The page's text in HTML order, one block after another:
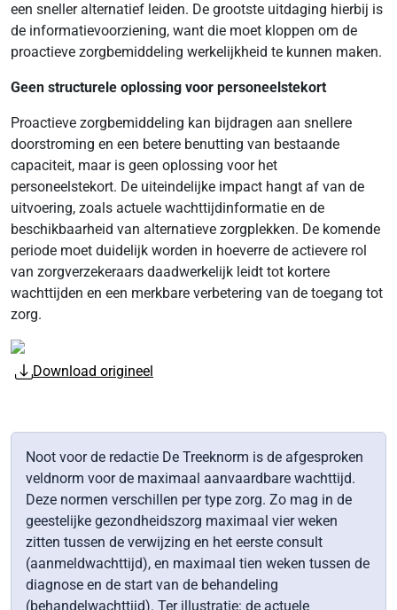
een sneller alternatief leiden. De grootste uitdaging hierbij is
de informatievoorziening, want die moet kloppen om de
proactieve zorgbemiddeling werkelijkheid te kunnen maken.
Geen structurele oplossing voor personeelstekort
Proactieve zorgbemiddeling kan bijdragen aan snellere
doorstroming en een betere benutting van bestaande
capaciteit, maar is geen oplossing voor het
personeelstekort. De uiteindelijke impact hangt af van de
uitvoering, zoals actuele wachttijdinformatie en de
beschikbaarheid van alternatieve zorgplekken. De komende
periode moet duidelijk worden in hoeverre de actievere rol
van zorgverzekeraars daadwerkelijk leidt tot kortere
wachttijden en een merkbare verbetering van de toegang tot
zorg.
Download origineel
Noot voor de redactie De Treeknorm is de afgesproken
veldnorm voor de maximaal aanvaardbare wachttijd.
Deze normen verschillen per type zorg. Zo mag in de
geestelijke gezondheidszorg maximaal vier weken
zitten tussen de verwijzing en het eerste consult
(aanmeldwachttijd), en maximaal tien weken tussen de
diagnose en de start van de behandeling
(behandelwachttijd). Ter illustratie: de actuele